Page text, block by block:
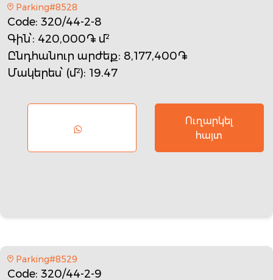
Parking#8528
Code: 320/44-2-8
Գին՝: 420,000֏ մ²
Ընդհանուր արժեք: 8,177,400֏
Մակերես՝ (մ²): 19.47
Ուղարկել
հայտ
Parking#8529
Code: 320/44-2-9